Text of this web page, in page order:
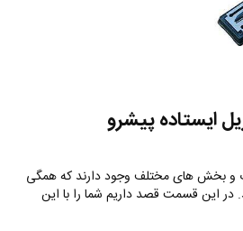
ایستاده پیشرو
و بخش های مختلف وجود دارند که همگی
در این قسمت قصد داریم شما را با این